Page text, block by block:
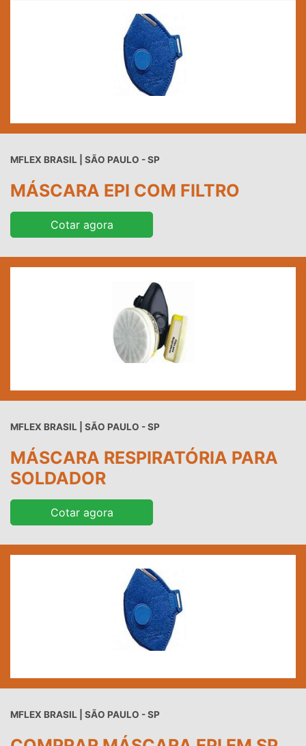
MFLEX BRASIL | SÃO PAULO - SP
MÁSCARA EPI COM FILTRO
Cotar agora
MFLEX BRASIL | SÃO PAULO - SP
MÁSCARA RESPIRATÓRIA PARA
SOLDADOR
Cotar agora
MFLEX BRASIL | SÃO PAULO - SP